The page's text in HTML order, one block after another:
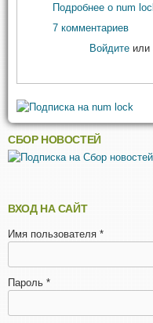
Подробнее о num
7 комментариев
Войдите или
СБОР НОВОСТЕЙ
ВХОД НА САЙТ
Имя пользователя *
Пароль *